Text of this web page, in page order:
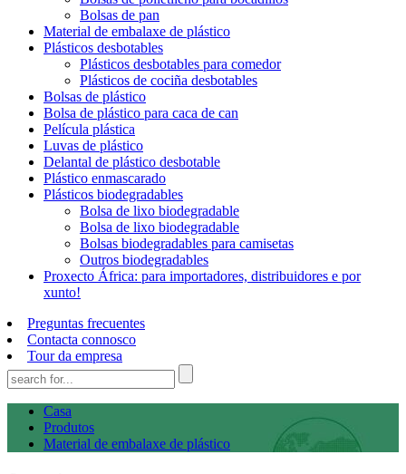
Bolsas de pan
Material de embalaxe de plástico
Plásticos desbotables
Plásticos desbotables para comedor
Plásticos de cociña desbotables
Bolsas de plástico
Bolsa de plástico para caca de can
Película plástica
Luvas de plástico
Delantal de plástico desbotable
Plástico enmascarado
Plásticos biodegradables
Bolsa de lixo biodegradable
Bolsa de lixo biodegradable
Bolsas biodegradables para camisetas
Outros biodegradables
Proxecto África: para importadores, distribuidores e por
xunto!
Preguntas frecuentes
Contacta connosco
Tour da empresa
Casa
Produtos
Material de embalaxe de plástico